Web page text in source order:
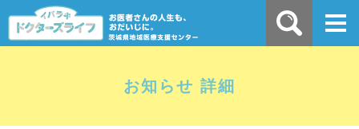
お知らせ 詳細